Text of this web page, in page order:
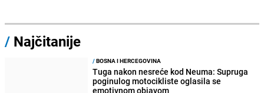
/ Najčitanije
/BOSNA I HERCEGOVINA
Tuga nakon nesreće kod Neuma: Supruga
poginulog motocikliste oglasila se
emotivnom objavom